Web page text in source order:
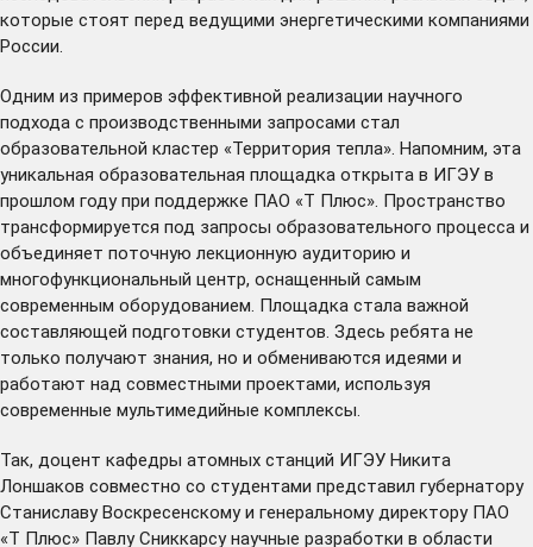
которые стоят перед ведущими энергетическими компаниями
России.
Одним из примеров эффективной реализации научного
подхода с производственными запросами стал
образовательной кластер «Территория тепла». Напомним, эта
уникальная образовательная площадка открыта в ИГЭУ в
прошлом году при поддержке ПАО «Т Плюс». Пространство
трансформируется под запросы образовательного процесса и
объединяет поточную лекционную аудиторию и
многофункциональный центр, оснащенный самым
современным оборудованием. Площадка стала важной
составляющей подготовки студентов. Здесь ребята не
только получают знания, но и обмениваются идеями и
работают над совместными проектами, используя
современные мультимедийные комплексы.
Так, доцент кафедры атомных станций ИГЭУ Никита
Лоншаков совместно со студентами представил губернатору
Станиславу Воскресенскому и генеральному директору ПАО
«Т Плюс» Павлу Сниккарсу научные разработки в области